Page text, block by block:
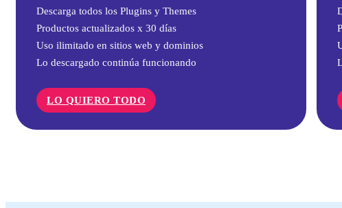
Descarga todos los Plugins y Themes
Productos actualizados x 30 días
Uso ilimitado en sitios web y dominios
Lo descargado continúa funcionando
LO QUIERO TODO